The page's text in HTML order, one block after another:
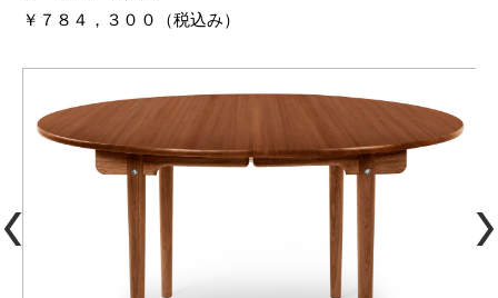
￥７８４，３００（税込み）